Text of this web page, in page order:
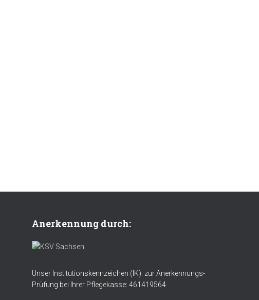
Anerkennung durch:
Unser Institutionskennzeichen (IK) zur Anerkennungs-
Prüfung bei Ihrer Pflegekasse: 461419564